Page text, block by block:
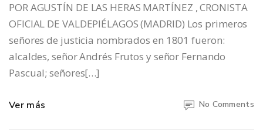
POR AGUSTÍN DE LAS HERAS MARTÍNEZ , CRONISTA
OFICIAL DE VALDEPIÉLAGOS (MADRID) Los primeros
señores de justicia nombrados en 1801 fueron:
alcaldes, señor Andrés Frutos y señor Fernando
Pascual; señores[…]
Ver más No Comments